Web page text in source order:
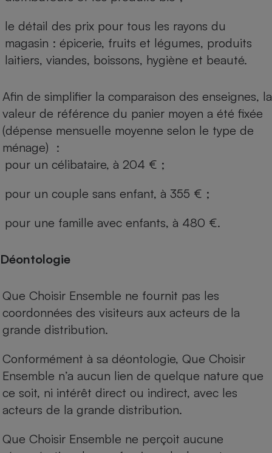
le détail des prix pour tous les rayons du
magasin : épicerie, fruits et légumes, produits
laitiers, viandes, boissons, hygiène et beauté.
Afin de simplifier la comparaison des enseignes, la
valeur de référence du panier moyen a été fixée
(dépense mensuelle moyenne selon le type de
ménage) :
pour un célibataire, à 204 € ;
pour un couple sans enfant, à 355 € ;
pour une famille avec enfants, à 480 €.
Déontologie
Que Choisir Ensemble ne fournit pas les
coordonnées des visiteurs aux acteurs de la
grande distribution.
Conformément à sa déontologie, Que Choisir
Ensemble n’a aucun lien de quelque nature que
ce soit, ni intérêt direct ou indirect, avec les
acteurs de la grande distribution.
Que Choisir Ensemble ne perçoit aucune